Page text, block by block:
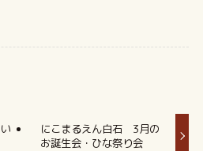
にこまるえん白石 3月の
お誕生会・ひな祭り会